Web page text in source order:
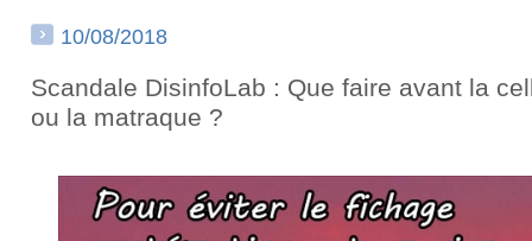
10/08/2018
Scandale DisinfoLab : Que faire avant la
ou la matraque ?